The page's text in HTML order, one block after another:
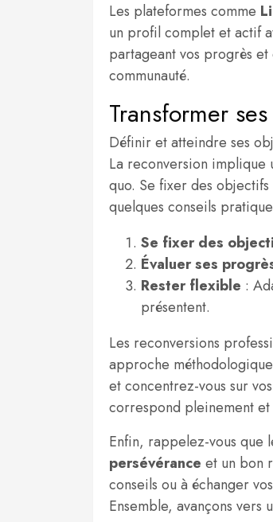
Les plateformes comme
un profil complet et actif
partageant vos progrès
communauté.
Transformer
Définir et atteindre ses
La reconversion implique
quo. Se fixer des
quelques conseils
Se fixer des
Évaluer ses
Rester flexible :
présentent.
Les reconversions
approche
et concentrez-vous sur
correspond pleinement et
Enfin, rappelez-vous que
persévérance et un bon
conseils ou à échanger
Ensemble, avançons vers